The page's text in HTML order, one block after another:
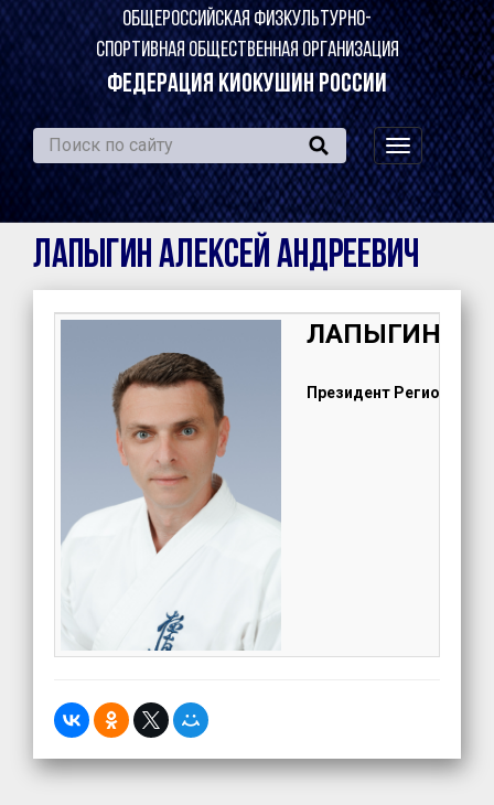
ОБЩЕРОССИЙСКАЯ ФИЗКУЛЬТУРНО-
СПОРТИВНАЯ ОБЩЕСТВЕННАЯ ОРГАНИЗАЦИЯ
ФЕДЕРАЦИЯ КИОКУШИН РОССИИ
навигация
по
сайту
ЛАПЫГИН Алексей Андреевич
ЛАПЫГИН
Президент